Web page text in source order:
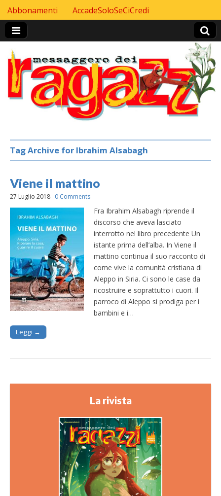
Header Top menu
Skip to content
Abbonamenti AccadeSoloSeCiCredi
Tag Archive for Ibrahim Alsabagh
Viene il mattino
27 Luglio 2018 0 Comments
Fra Ibrahim Alsabagh riprende il
discorso che aveva lasciato
interrotto nel libro precedente Un
istante prima dell’alba. In Viene il
mattino continua il suo racconto di
come vive la comunità cristiana di
Aleppo in Siria. Ci sono le case da
ricostruire e soprattutto i cuori. Il
parroco di Aleppo si prodiga per i
bambini e i…
Leggi →
La rivista